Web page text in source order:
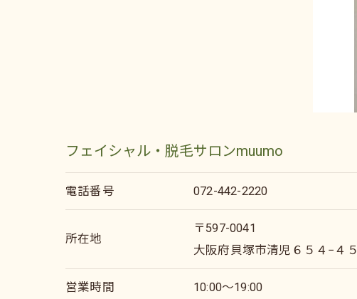
フェイシャル・脱毛サロンmuumo
電話番号 072-442-2220
所在地
〒597-0041
大阪府貝塚市清児６５４−４５
営業時間 10:00～19:00